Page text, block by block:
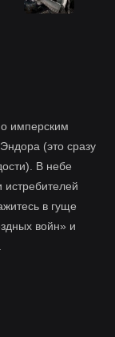
имперским
(это сразу
В небе
в гуще
войн» и